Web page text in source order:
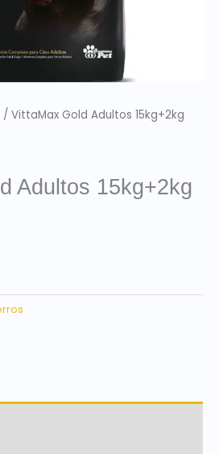
/ VittaMax Gold Adultos 15kg+2kg
Adultos 15kg+2kg